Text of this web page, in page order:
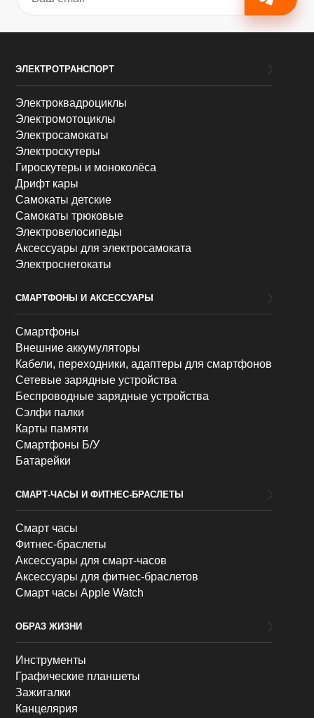
ЭЛЕКТРОТРАНСПОРТ
Электроквадроциклы
Электромотоциклы
Электросамокаты
Электроскутеры
Гироскутеры и моноколёса
Дрифт кары
Самокаты детские
Самокаты трюковые
Электровелосипеды
Аксессуары для электросамоката
Электроснегокаты
СМАРТФОНЫ И АКСЕССУАРЫ
Смартфоны
Внешние аккумуляторы
Кабели, переходники, адаптеры для смартфонов
Сетевые зарядные устройства
Беспроводные зарядные устройства
Сэлфи палки
Карты памяти
Смартфоны Б/У
Батарейки
СМАРТ-ЧАСЫ И ФИТНЕС-БРАСЛЕТЫ
Смарт часы
Фитнес-браслеты
Аксессуары для смарт-часов
Аксессуары для фитнес-браслетов
Смарт часы Apple Watch
ОБРАЗ ЖИЗНИ
Инструменты
Графические планшеты
Зажигалки
Канцелярия